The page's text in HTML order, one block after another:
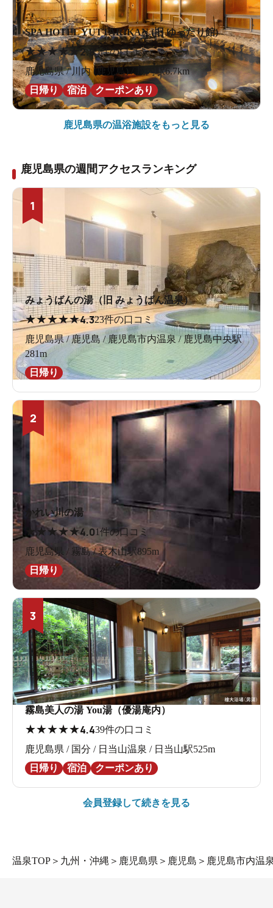
SPA HOTEL YUTTARIKAN (旧 ゆったり館)
★★★★★2.85件の口コミ
鹿児島県 / 川内 (鹿児島) / 川内駅6.7km
日帰り
宿泊 クーポンあり
鹿児島県の温浴施設をもっと見る
鹿児島県の週間アクセスランキング
1
みょうばんの湯（旧 みょうばん温泉）
★★★★★4.323件の口コミ
鹿児島県 / 鹿児島 / 鹿児島市内温泉 / 鹿児島中央駅
281m
日帰り
2
かれい川の湯
★★★★★4.01件の口コミ
鹿児島県 / 霧島 / 表木山駅895m
日帰り
3
霧島美人の湯 You湯（優湯庵内）
★★★★★4.439件の口コミ
鹿児島県 / 国分 / 日当山温泉 / 日当山駅525m
日帰り
宿泊 クーポンあり
会員登録して続きを見る
温泉TOP ＞ 九州・沖縄 ＞ 鹿児島県 ＞ 鹿児島 ＞ 鹿児島市内温